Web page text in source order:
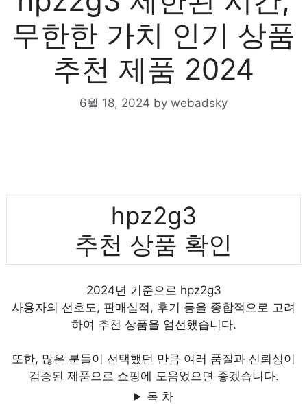
무한한 가치 인기 상품
추천 제품 2024
6월 18, 2024 by webadsky
hpz2g3
추천 상품 확인
2024년 기준으로 hpz2g3
사용자의 선호도, 판매실적, 후기 등을 종합적으로 고려
하여 추천 상품을 엄선했습니다.
또한, 많은 분들이 선택했던 만큼 여러 품질과 신뢰성이
검증된 제품으로 쇼핑에 도움었으면 좋겠습니다.
목 차